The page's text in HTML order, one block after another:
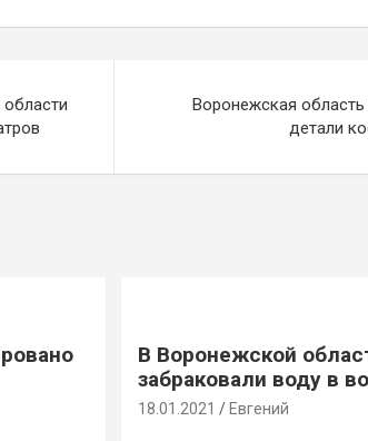
Воронежская область
детали
В Воронежской
забраковали воду в
18.01.2021 Евгений